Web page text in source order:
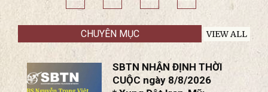
Lừa Đảo Trực Tuyến
BS Nguyễn Trọng Việt